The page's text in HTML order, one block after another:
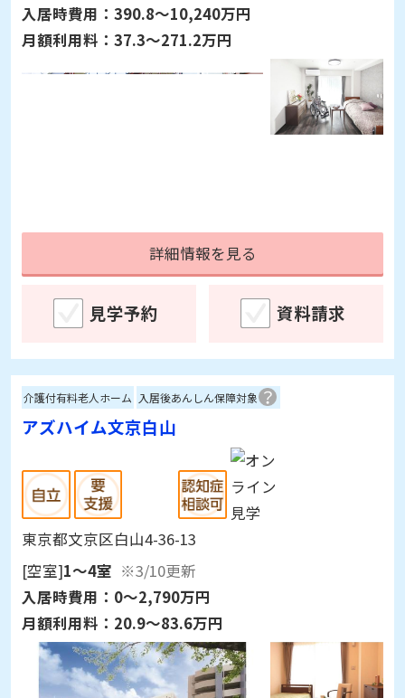
入居時費用： 390.8～10,240万円
月額利用料： 37.3～271.2万円
詳細情報を見る
見学予約 資料請求
介護付有料老人ホーム 入居後あんしん保障対象
アズハイム文京白山
東京都文京区白山4-36-13
[空室]1～4室 ※3/10更新
入居時費用： 0～2,790万円
月額利用料： 20.9～83.6万円